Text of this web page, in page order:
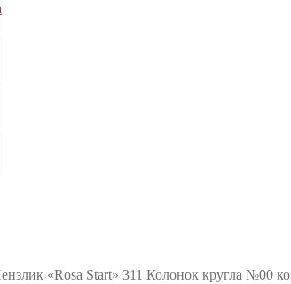
«Rosa Start» 311 Колонок кругла №00